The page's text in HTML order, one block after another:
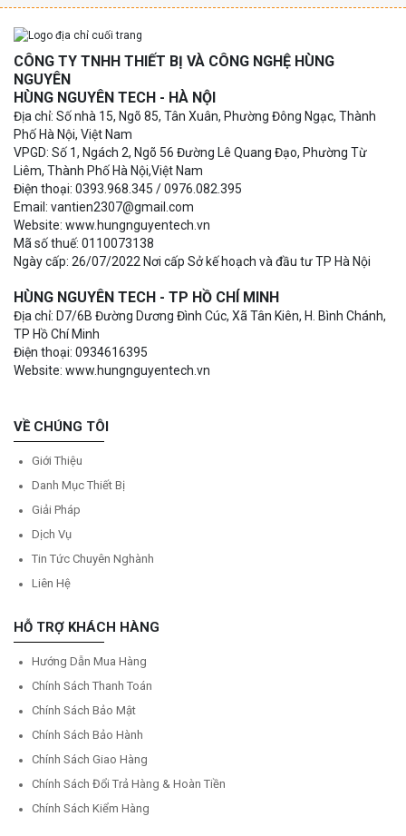
CÔNG TY TNHH THIẾT BỊ VÀ CÔNG NGHỆ HÙNG
NGUYÊN
HÙNG NGUYÊN TECH - HÀ NỘI
Địa chỉ: Số nhà 15, Ngõ 85, Tân Xuân, Phường Đông Ngạc, Thành
Phố Hà Nội, Việt Nam
VPGD: Số 1, Ngách 2, Ngõ 56 Đường Lê Quang Đạo, Phường Từ
Liêm, Thành Phố Hà Nội,Việt Nam
Điện thoại: 0393.968.345 / 0976.082.395
Email: vantien2307@gmail.com
Website: www.hungnguyentech.vn
Mã số thuế: 0110073138
Ngày cấp: 26/07/2022 Nơi cấp Sở kế hoạch và đầu tư TP Hà Nội
HÙNG NGUYÊN TECH - TP HỒ CHÍ MINH
Địa chỉ: D7/6B Đường Dương Đình Cúc, Xã Tân Kiên, H. Bình Chánh,
TP Hồ Chí Minh
Điện thoại: 0934616395
Website: www.hungnguyentech.vn
VỀ CHÚNG TÔI
Giới Thiệu
Danh Mục Thiết Bị
Giải Pháp
Dịch Vụ
Tin Tức Chuyên Nghành
Liên Hệ
HỖ TRỢ KHÁCH HÀNG
Hướng Dẫn Mua Hàng
Chính Sách Thanh Toán
Chính Sách Bảo Mật
Chính Sách Bảo Hành
Chính Sách Giao Hàng
Chính Sách Đổi Trả Hàng & Hoàn Tiền
Chính Sách Kiểm Hàng